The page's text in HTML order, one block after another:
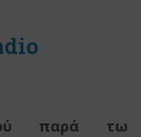
παρά τω